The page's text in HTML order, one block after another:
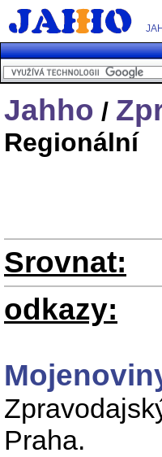
Jahho /
Regionální
Srovnat:
odkazy:
Praha.